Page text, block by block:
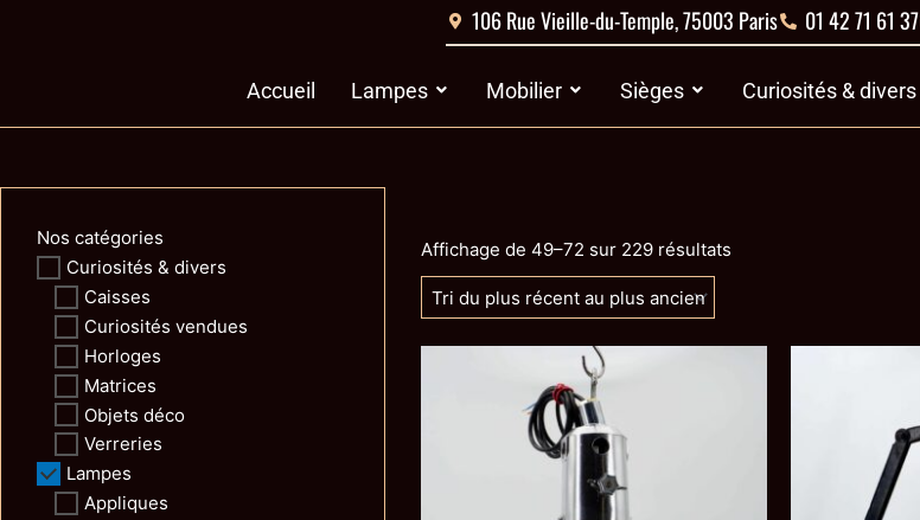
106 Rue Vieille-du-Temple, 75003 Paris 01 42 71 61 37
Accueil Lampes Ouvrir Lampes
Mobilier Ouvrir Mobilier
Sièges Ouvrir SiègesCuriosités & divers
Nos catégories
Curiosités & divers
Caisses
Curiosités vendues
Horloges
Matrices
Objets déco
Verreries
Lampes
Appliques
Affichage de 49–72 sur 229 résultats